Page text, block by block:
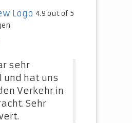
4.9 out of 5
sehr
hat uns
Verkehr in
Sehr